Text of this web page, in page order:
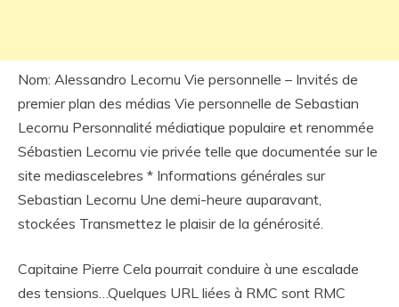
Nom: Alessandro Lecornu Vie personnelle – Invités de
premier plan des médias Vie personnelle de Sebastian
Lecornu Personnalité médiatique populaire et renommée
Sébastien Lecornu vie privée telle que documentée sur le
site mediascelebres * Informations générales sur
Sebastian Lecornu Une demi-heure auparavant,
stockées Transmettez le plaisir de la générosité.
Capitaine Pierre Cela pourrait conduire à une escalade
des tensions…Quelques URL liées à RMC sont RMC